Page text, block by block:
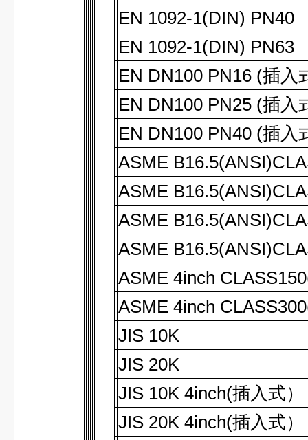
EN 1092-1(DIN) PN40
EN 1092-1(DIN) PN63
EN DN100 PN16 (插入
EN DN100 PN25 (插入
EN DN100 PN40 (插入
ASME
ASME
ASME
ASME
ASME 4inch
ASME 4inch
JIS 10K
JIS 20K
JIS 10K 4inch(插入式）
JIS 20K 4inch(插入式）